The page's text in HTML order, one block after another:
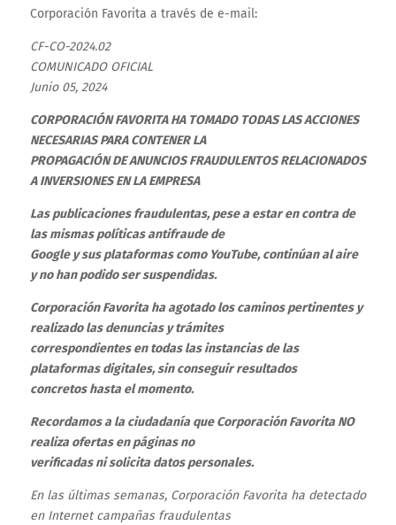
Corporación Favorita a través de e-mail:
CF-CO-2024.02
COMUNICADO OFICIAL
Junio 05, 2024
CORPORACIÓN FAVORITA HA TOMADO TODAS LAS ACCIONES
NECESARIAS PARA CONTENER LA
PROPAGACIÓN DE ANUNCIOS FRAUDULENTOS RELACIONADOS
A INVERSIONES EN LA EMPRESA
Las publicaciones fraudulentas, pese a estar en contra de
las mismas políticas antifraude de
Google y sus plataformas como YouTube, continúan al aire
y no han podido ser suspendidas.
Corporación Favorita ha agotado los caminos pertinentes y
realizado las denuncias y trámites
correspondientes en todas las instancias de las
plataformas digitales, sin conseguir resultados
concretos hasta el momento.
Recordamos a la ciudadanía que Corporación Favorita NO
realiza ofertas en páginas no
verificadas ni solicita datos personales.
En las últimas semanas, Corporación Favorita ha detectado
en Internet campañas fraudulentas